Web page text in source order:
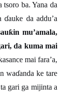
ba. Yana da
ɗauke da addu’a
ƙin mu’amala,
da kuma mai
mai fara’a,
waɗanda ke tare
gari ga mijinta a